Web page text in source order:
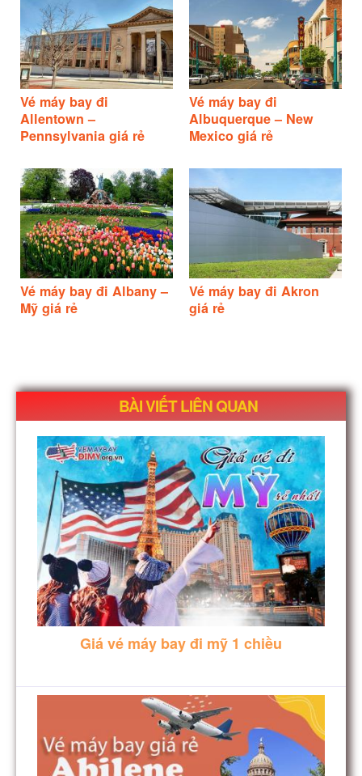
Vé máy bay đi
Allentown –
Pennsylvania giá rẻ
Vé máy bay đi
Albuquerque – New
Mexico giá rẻ
Vé máy bay đi Albany –
Mỹ giá rẻ
Vé máy bay đi Akron
giá rẻ
BÀI VIẾT LIÊN QUAN
Giá vé máy bay đi mỹ 1 chiều